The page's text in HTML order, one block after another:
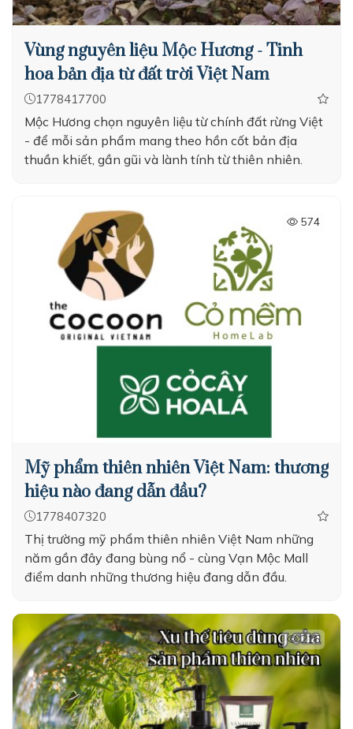
Vùng nguyên liệu Mộc Hương - Tinh
hoa bản địa từ đất trời Việt Nam
1778417700
Mộc Hương chọn nguyên liệu từ chính đất rừng Việt
- để mỗi sản phẩm mang theo hồn cốt bản địa
thuần khiết, gần gũi và lành tính từ thiên nhiên.
574
Mỹ phẩm thiên nhiên Việt Nam: thương
hiệu nào đang dẫn đầu?
1778407320
Thị trường mỹ phẩm thiên nhiên Việt Nam những
năm gần đây đang bùng nổ - cùng Vạn Mộc Mall
điểm danh những thương hiệu đang dẫn đầu.
216